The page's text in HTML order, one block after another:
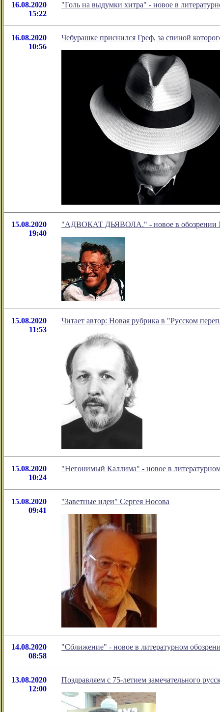
16.08.2020
15:22
"Голь на выдумки хитра" - новое в
16.08.2020
10:56
Чебурашке приснился Греф, за спиной
15.08.2020
19:40
"АДВОКАТ ДЬЯВОЛА." - новое в обозрении
15.08.2020
11:53
Читает автор: Новая рубрика в "Русском
15.08.2020
10:24
"Негонимый Каллима" - новое в
15.08.2020
09:41
"Заветные идеи" Сергея Носова
14.08.2020
08:58
"Сближение" - новое в литературном
13.08.2020
12:00
Поздравляем с 75-летием замечательного